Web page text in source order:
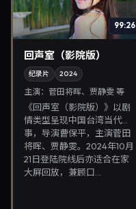
99:26
回声室（影院版）
纪录片 2024
主演： 菅田将晖、贾静雯 等
《回声室（影院版）》以剧
情类型呈现中国台湾当代故
事，导演曹保平，主演菅田
将晖、贾静雯。2024年10月
21日登陆院线后亦适合在家
大屏回放，兼顾口...